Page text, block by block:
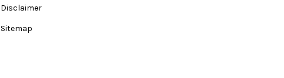
Disclaimer
Sitemap